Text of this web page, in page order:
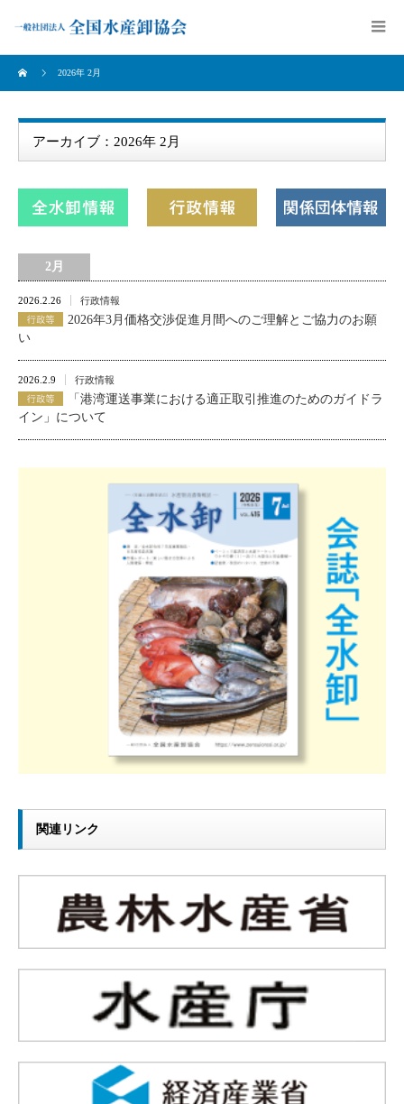
2026年 2月
アーカイブ：2026年 2月
2月
2026.2.26 行政情報
2026年3月価格交渉促進月間へのご理解とご協力のお願
い
2026.2.9 行政情報
「港湾運送事業における適正取引推進のためのガイドラ
イン」について
関連リンク